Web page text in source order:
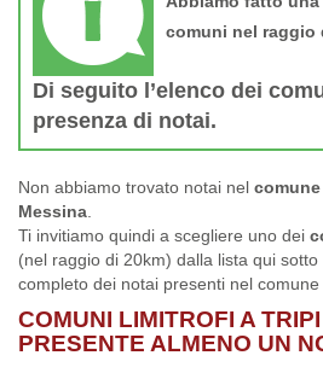
comuni nel raggio
Di seguito l’elenco dei
presenza di notai.
Non abbiamo trovato notai nel
Messina
Ti invitiamo quindi a scegliere uno dei
(nel raggio di 20km) dalla lista qui sotto
completo dei notai presenti nel comune
COMUNI LIMITROFI A
PRESENTE ALMENO UN